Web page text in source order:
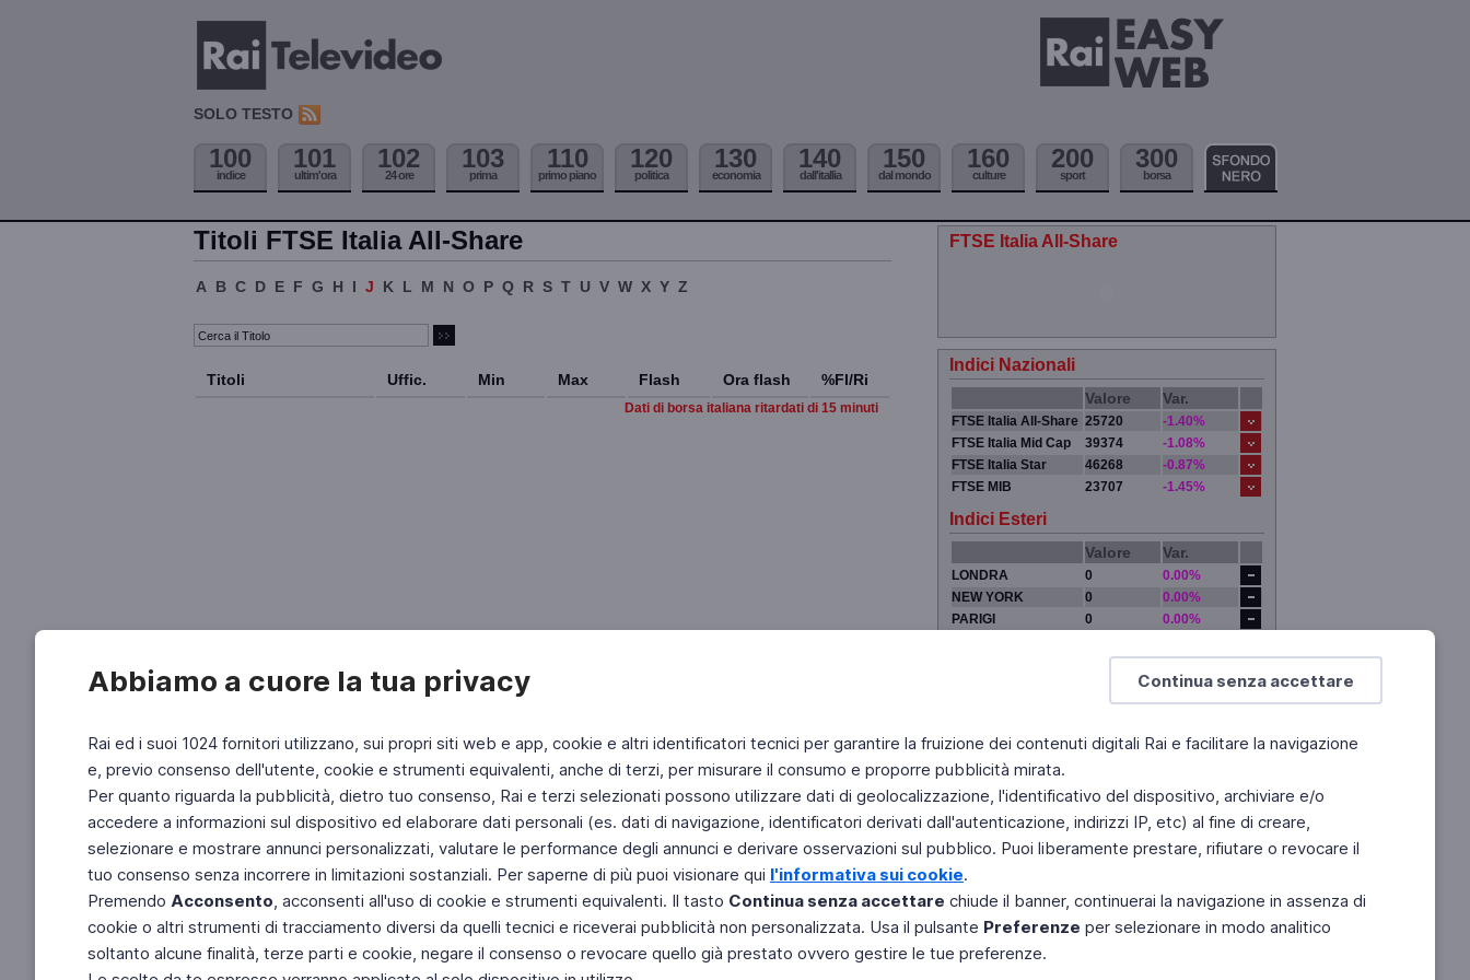
Continua senza accettare
Abbiamo a cuore la tua privacy
Rai ed i suoi 1024 fornitori utilizzano, sui propri siti web e app, cookie e altri identificatori tecnici per garantire la fruizione dei contenuti digitali Rai e facilitare la navigazione
e, previo consenso dell'utente, cookie e strumenti equivalenti, anche di terzi, per misurare il consumo e proporre pubblicità mirata.
Per quanto riguarda la pubblicità, dietro tuo consenso, Rai e terzi selezionati possono utilizzare dati di geolocalizzazione, l'identificativo del dispositivo, archiviare e/o
accedere a informazioni sul dispositivo ed elaborare dati personali (es. dati di navigazione, identificatori derivati dall'autenticazione, indirizzi IP, etc) al fine di creare,
selezionare e mostrare annunci personalizzati, valutare le performance degli annunci e derivare osservazioni sul pubblico. Puoi liberamente prestare, rifiutare o revocare il
tuo consenso senza incorrere in limitazioni sostanziali. Per saperne di più puoi visionare qui l'informativa sui cookie.
Premendo Acconsento, acconsenti all'uso di cookie e strumenti equivalenti. Il tasto Continua senza accettare chiude il banner, continuerai la navigazione in assenza di
cookie o altri strumenti di tracciamento diversi da quelli tecnici e riceverai pubblicità non personalizzata. Usa il pulsante Preferenze per selezionare in modo analitico
soltanto alcune finalità, terze parti e cookie, negare il consenso o revocare quello già prestato ovvero gestire le tue preferenze.
SOLO TESTO
100
indice
101
ultim'ora
102
24 ore
103
prima
110
primo piano
120
politica
130
economia
140
dall'itallia
150
dal mondo
160
culture
200
sport
300
borsa
Titoli FTSE Italia All-Share
A B C D E F G H I J K L M N O P Q R S T U V W X Y Z
Titoli Uffic. Min Max Flash Ora flash %Fl/Ri
Dati di borsa italiana ritardati di 15 minuti
FTSE Italia All-Share
Indici Nazionali
Valore Var.
FTSE Italia All-Share 25720
-1.40%
FTSE Italia Mid Cap
39374
-1.08%
FTSE Italia Star
46268
-0.87%
FTSE MIB
23707 -1.45%
Indici Esteri
Valore Var.
LONDRA 0
0.00%
NEW YORK
0
0.00%
PARIGI
0
0.00%
Fai di Televideo la tua Home Page Chi Siamo
Copyright © 2011 Rai - Tutti i diritti riservati
Engineered by RAI - Reti e Piattaforme